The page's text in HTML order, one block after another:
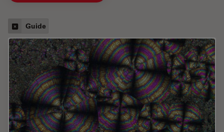
Guide